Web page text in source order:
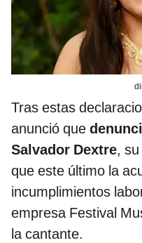
Tras estas
anunció que
Salvador Dextre,
que este último la
incumplimientos
empresa Festival
la cantante.